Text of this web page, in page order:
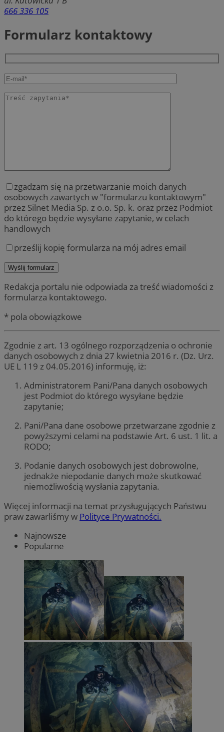
666 336 105
Formularz kontaktowy
zgadzam się na przetwarzanie moich danych
osobowych zawartych w "formularzu kontaktowym"
przez Silnet Media Sp. z o.o. Sp. k. oraz przez Podmiot
do którego będzie wysyłane zapytanie, w celach
handlowych
prześlij kopię formularza na mój adres email
Redakcja portalu nie odpowiada za treść wiadomości z
formularza kontaktowego.
* pola obowiązkowe
Zgodnie z art. 13 ogólnego rozporządzenia o ochronie
danych osobowych z dnia 27 kwietnia 2016 r. (Dz. Urz.
UE L 119 z 04.05.2016) informuję, iż:
Administratorem Pani/Pana danych osobowych
jest Podmiot do którego wysyłane będzie
zapytanie;
Pani/Pana dane osobowe przetwarzane zgodnie z
powyższymi celami na podstawie Art. 6 ust. 1 lit. a
RODO;
Podanie danych osobowych jest dobrowolne,
jednakże niepodanie danych może skutkować
niemożliwością wysłania zapytania.
Więcej informacji na temat przysługujących Państwu
praw zawarliśmy w Polityce Prywatności.
Najnowsze
Popularne